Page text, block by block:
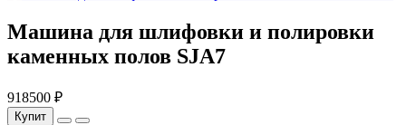
Машина для шлифовки и полировки
каменных полов SJA7
918500 ₽
Купит